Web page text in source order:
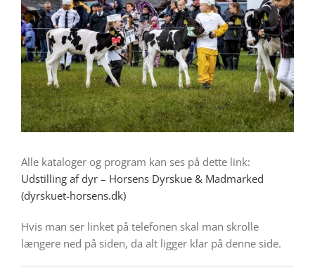
Alle kataloger og program kan ses på dette link:
Udstilling af dyr – Horsens Dyrskue & Madmarked
(dyrskuet-horsens.dk)
Hvis man ser linket på telefonen skal man skrolle
længere ned på siden, da alt ligger klar på denne side.